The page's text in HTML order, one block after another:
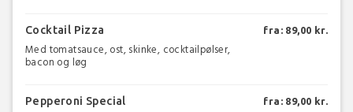
Cocktail Pizza
Med tomatsauce, ost, skinke, cocktailpølser,
bacon og løg
fra: 89,00 kr.
Pepperoni Special fra: 89,00 kr.